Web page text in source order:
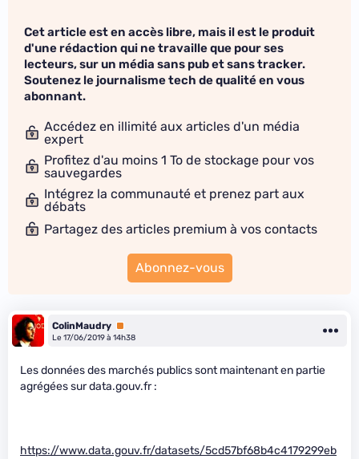
Cet article est en accès libre, mais il est le produit
d'une rédaction qui ne travaille que pour ses
lecteurs, sur un média sans pub et sans tracker.
Soutenez le journalisme tech de qualité en vous
abonnant.
Accédez en illimité aux articles d'un média
expert
Profitez d'au moins 1 To de stockage pour vos
sauvegardes
Intégrez la communauté et prenez part aux
débats
Partagez des articles premium à vos contacts
Abonnez-vous
ColinMaudry Premium
Le 17/06/2019 à 14h38
Les données des marchés publics sont maintenant en partie
agrégées sur data.gouv.fr :
https://www.data.gouv.fr/datasets/5cd57bf68b4c4179299eb